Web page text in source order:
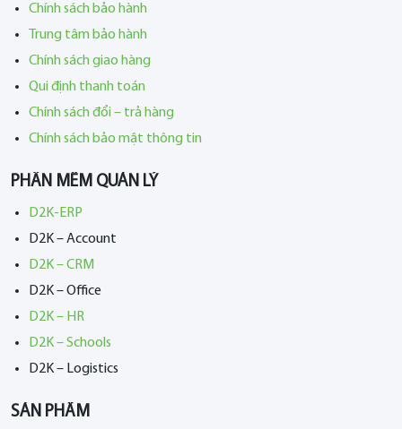
Chính sách bảo hành
Trung tâm bảo hành
Chính sách giao hàng
Qui định thanh toán
Chính sách đổi – trả hàng
Chính sách bảo mật thông tin
PHẦN MỀM QUẢN LÝ
D2K-ERP
D2K – Account
D2K – CRM
D2K – Office
D2K – HR
D2K – Schools
D2K – Logistics
SẢN PHẨM